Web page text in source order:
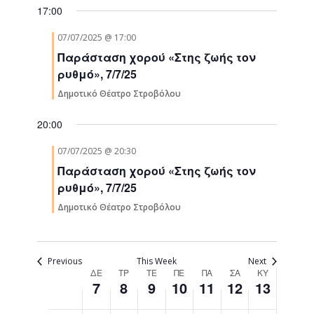
17:00
07/07/2025 @ 17:00
Παράσταση χορού «Στης ζωής τον
ρυθμό», 7/7/25
Δημοτικό Θέατρο Στροβόλου
20:00
07/07/2025 @ 20:30
Παράσταση χορού «Στης ζωής τον
ρυθμό», 7/7/25
Δημοτικό Θέατρο Στροβόλου
Previous This Week Next
ΔΕ
7
ΤΡ
8
ΤΕ
9
ΠΕ
10
ΠΑ
11
ΣΑ
12
ΚΥ
13
02:00
04:00
06:00
07:00
day.